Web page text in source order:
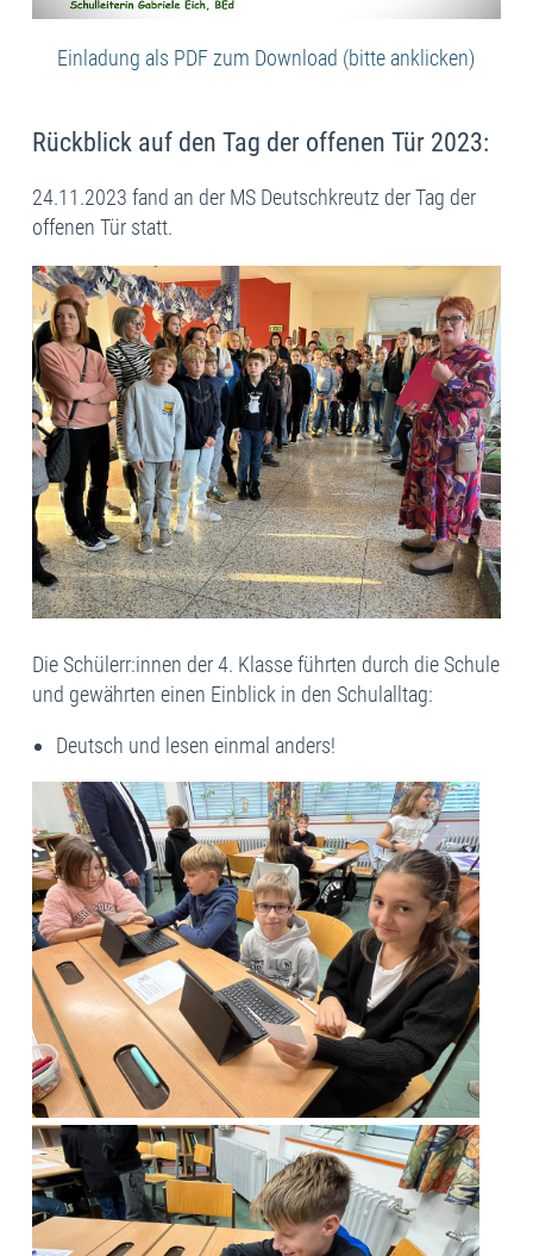
Einladung als PDF zum Download (bitte anklicken)
Rückblick auf den Tag der offenen Tür 2023:
24.11.2023 fand an der MS Deutschkreutz der Tag der
offenen Tür statt.
Die Schülerr:innen der 4. Klasse führten durch die Schule
und gewährten einen Einblick in den Schulalltag:
Deutsch und lesen einmal anders!